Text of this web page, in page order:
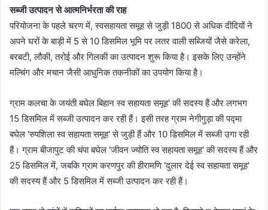
सब्जी उत्पादन से आत्मनिर्भरता की राह
परियोजना के पहले चरण में, स्वसहायता समूह से जुड़ी 1800 से अधिक दीदियों ने
अपने घरों के बाड़ी में 5 से 10 डिसमिल भूमि पर लतर वाली सब्जियों जैसे करेला,
बरबटी, लौकी, तरोई और गिलकी का उत्पादन शुरू किया है। इसके लिए उन्होंने
मल्चिंग और मचान जैसी आधुनिक तकनीकों का उपयोग किया है।
ग्राम कलचा के जयंती बघेल बिहान स्व सहायता समूह' की सदस्य हैं और लगभग
15 डिसमिल में सब्जी उत्पादन कर रही हैं। इसी तरह ग्राम नेगीगुड़ा की पद्मा
बघेल 'रुपशिला स्व सहायता समूह' से जुड़ी हैं और 10 डिसमिल में सब्जी उगा रही
हैं। ग्राम बीजापुट की चंपा बघेल 'जीवन ज्योति स्व सहायता समूह' की सदस्य हैं और
25 डिसमिल में, जबकि ग्राम करणपुर की हीरामणि 'दुलार देई स्व सहायता समूह'
की सदस्य हैं और 5 डिसमिल में सब्जी उत्पादन कर रही हैं।